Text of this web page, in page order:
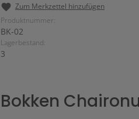
Zum Merkzettel hinzufügen
Produktnummer:
BK-02
Lagerbestand:
3
Bokken